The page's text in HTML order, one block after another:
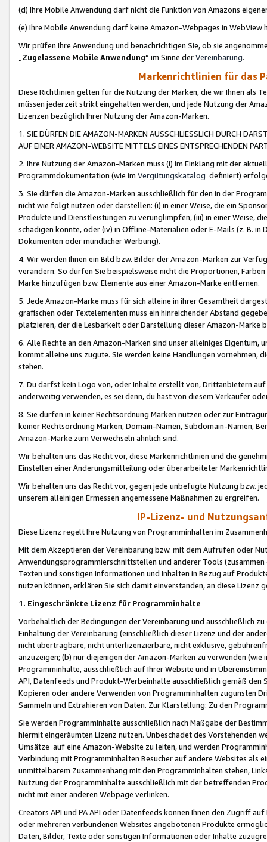
(d) Ihre Mobile Anwendung darf nicht die Funktion von Amazons
(e) Ihre Mobile Anwendung darf keine Amazon-Webpages in WebView
Wir prüfen Ihre Anwendung und benachrichtigen Sie, ob sie
„Zugelassene Mobile Anwendung“ im Sinne derVereinbarung.
Markenrichtlinien für das
Diese Richtlinien gelten für die Nutzung der Marken, die wir Ihnen als
müssen jederzeit strikt eingehalten werden, und jede Nutzung der
Lizenzen bezüglich Ihrer Nutzung der Amazon-Marken.
1. SIE DÜRFEN DIE AMAZON-MARKEN AUSSCHLIESSLICH DURCH
AUF EINER AMAZON-WEBSITE MITTELS EINES ENTSPRECHENDEN
2. Ihre Nutzung der Amazon-Marken muss (i) im Einklang mit der
Programmdokumentation (wie im Vergütungskatalog definiert)
3. Sie dürfen die Amazon-Marken ausschließlich für den in der
nicht wie folgt nutzen oder darstellen: (i) in einer Weise, die ein
Produkte und Dienstleistungen zu verunglimpfen, (iii) in einer Weise,
schädigen könnte, oder (iv) in Offline-Materialien oder E-Mails (z. B. in
Dokumenten oder mündlicher Werbung).
4. Wir werden Ihnen ein Bild bzw. Bilder der Amazon-Marken zur
verändern. So dürfen Sie beispielsweise nicht die Proportionen,
Marke hinzufügen bzw. Elemente aus einer Amazon-Marke entfernen.
5. Jede Amazon-Marke muss für sich alleine in ihrer Gesamtheit
grafischen oder Textelementen muss ein hinreichender Abstand
platzieren, der die Lesbarkeit oder Darstellung dieser Amazon-Marke
6. Alle Rechte an den Amazon-Marken sind unser alleiniges
kommt alleine uns zugute. Sie werden keine Handlungen vornehmen,
stehen.
7. Du darfst kein Logo von, oder Inhalte erstellt von,Drittanbietern auf
anderweitig verwenden, es sei denn, du hast von diesem Verkäufer
8. Sie dürfen in keiner Rechtsordnung Marken nutzen oder zur
keiner Rechtsordnung Marken, Domain-Namen, Subdomain-Namen,
Amazon-Marke zum Verwechseln ähnlich sind.
Wir behalten uns das Recht vor, diese Markenrichtlinien und die
Einstellen einer Änderungsmitteilung oder überarbeiteter
Wir behalten uns das Recht vor, gegen jede unbefugte Nutzung bzw.
unserem alleinigen Ermessen angemessene Maßnahmen zu ergreifen.
IP-Lizenz- und
Diese Lizenz regelt Ihre Nutzung von Programminhalten im
Mit dem Akzeptieren der Vereinbarung bzw. mit dem Aufrufen oder
Anwendungsprogrammierschnittstellen und anderer Tools (zusammen
Texten und sonstigen Informationen und Inhalten in Bezug auf
nutzen können, erklären Sie sich damit einverstanden, an diese Lizenz
1. Eingeschränkte Lizenz für Programminhalte
Vorbehaltlich der Bedingungen der Vereinbarung und ausschließlich
Einhaltung der Vereinbarung (einschließlich dieser Lizenz und der
nicht übertragbare, nicht unterlizenzierbare, nicht exklusive,
anzuzeigen; (b) nur diejenigen der Amazon-Marken zu verwenden
Programminhalte, ausschließlich auf Ihrer Website und in
API, Datenfeeds und Produkt-Werbeinhalte ausschließlich gemäß
Kopieren oder andere Verwenden von Programminhalten zugunsten
Sammeln und Extrahieren von Daten. Zur Klarstellung: Zu den
Sie werden Programminhalte ausschließlich nach Maßgabe der
hiermit eingeräumten Lizenz nutzen. Unbeschadet des Vorstehenden
Umsätze auf eine Amazon-Website zu leiten, und werden
Verbindung mit Programminhalten Besucher auf andere Websites als
unmittelbarem Zusammenhang mit den Programminhalten stehen,
Nutzung der Programminhalte ausschließlich mit der betreffenden
nicht mit einer anderen Webpage verlinken.
Creators API und PA API oder Datenfeeds können Ihnen den Zugriff
oder mehreren verbundenen Websites angebotenen Produkte
Daten, Bilder, Texte oder sonstigen Informationen oder Inhalte